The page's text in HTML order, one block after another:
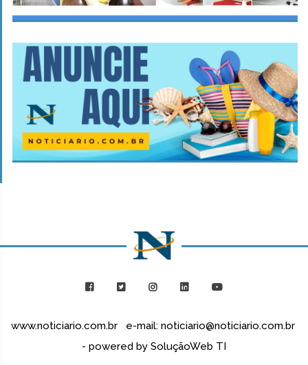
www.noticiario.com.br e-mail: noticiario@noticiario.com.br
- powered by SoluçãoWeb TI